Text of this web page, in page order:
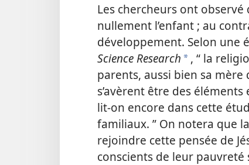
Les chercheurs ont observé
nullement l’enfant ; au
développement. Selon une
Science Research * , “ la
parents, aussi bien sa mère
s’avèrent être des
lit-​on encore dans cette
familiaux. ” On notera que
rejoindre cette pensée de
conscients de leur